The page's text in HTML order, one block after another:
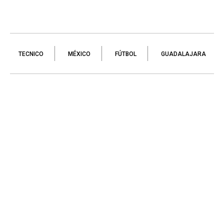
TECNICO MÉXICO FÚTBOL GUADALAJARA